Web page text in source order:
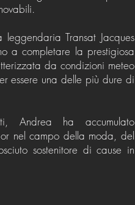
Transat Jacques
a completare la prestigiosa
da condizioni meteo
essere una delle più dure di
Andrea ha accumulato
nel campo della moda, del
sostenitore di cause in